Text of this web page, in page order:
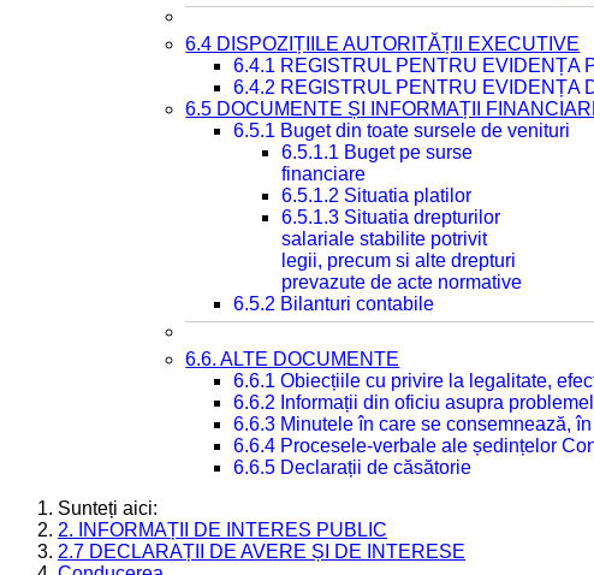
6.4 DISPOZIȚIILE AUTORITĂȚII EXECUTIVE
6.4.1 REGISTRUL PENTRU EVIDENȚA
6.4.2 REGISTRUL PENTRU EVIDENȚA
6.5 DOCUMENTE ȘI INFORMAȚII
6.5.1 Buget din toate sursele de venituri
6.5.1.1 Buget pe surse
financiare
6.5.1.2 Situatia platilor
6.5.1.3 Situatia drepturilor
salariale stabilite potrivit
legii, precum si alte drepturi
prevazute de acte normative
6.5.2 Bilanturi contabile
6.6. ALTE DOCUMENTE
6.6.1 Obiecțiile cu privire la legalitate,
6.6.2 Informații din oficiu asupra
6.6.3 Minutele în care se consemnează,
6.6.4 Procesele-verbale ale ședințelor
6.6.5 Declarații de căsătorie
Sunteți aici:
2. INFORMAȚII DE INTERES PUBLIC
2.7 DECLARAȚII DE AVERE ȘI DE INTERESE